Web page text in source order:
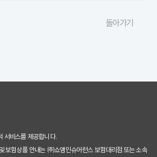
자동차보험료비교견적사이트, 왜 지금 바로 사용해야 할까요?
돌아가기
서비스를 제공합니다.
보험상품 안내는 ㈜쇼엠인슈어런스 보험대리점 또는 소속